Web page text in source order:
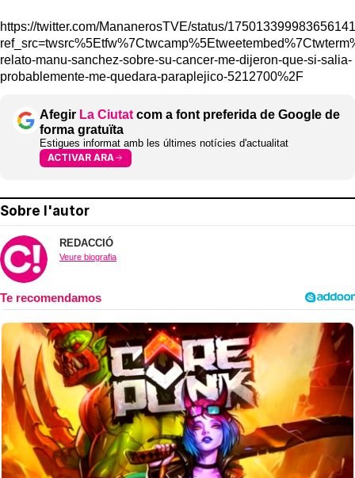
https://twitter.com/MananerosTVE/status/
relato-manu-sanchez-sobre-su-cancer-me-dijeron-que-si-salia-
probablemente-me-quedara-paraplejico-5212700%2F
Afegir La Ciutat com a font preferida de Google de
forma gratuïta
Estigues informat amb les últimes notícies d'actualitat
ACTIVAR ARA
Sobre l'autor
REDACCIÓ
Veure biografia